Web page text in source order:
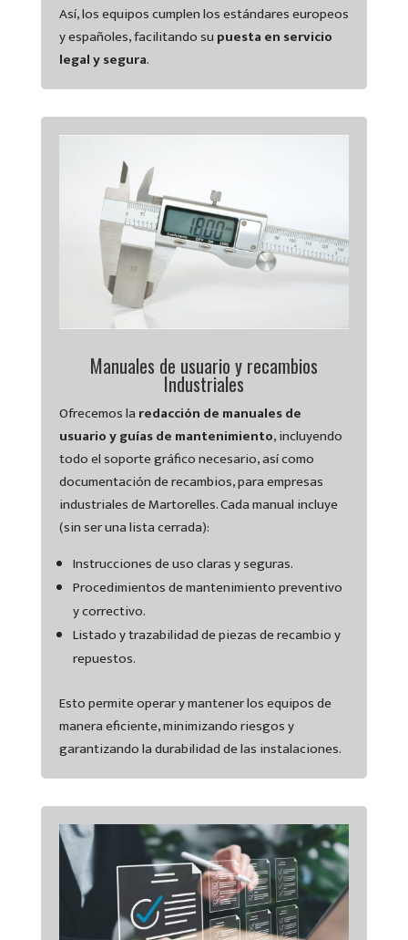
Así, los equipos cumplen los estándares europeos
y españoles, facilitando su puesta en servicio
legal y segura.
Manuales de usuario y recambios
Industriales
Ofrecemos la redacción de manuales de
usuario y guías de mantenimiento, incluyendo
todo el soporte gráfico necesario, así como
documentación de recambios, para empresas
industriales de Martorelles. Cada manual incluye
(sin ser una lista cerrada):
Instrucciones de uso claras y seguras.
Procedimientos de mantenimiento preventivo
y correctivo.
Listado y trazabilidad de piezas de recambio y
repuestos.
Esto permite operar y mantener los equipos de
manera eficiente, minimizando riesgos y
garantizando la durabilidad de las instalaciones.